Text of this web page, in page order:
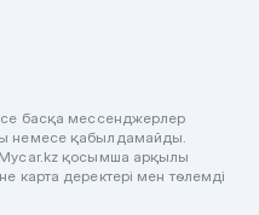
басқа мессенджерлер
немесе қабылдамайды.
қосымша арқылы
деректері мен төлемді